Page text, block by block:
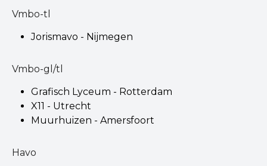
Vmbo-tl
Jorismavo - Nijmegen
Vmbo-gl/tl
Grafisch Lyceum - Rotterdam
X11 - Utrecht
Muurhuizen - Amersfoort
Havo